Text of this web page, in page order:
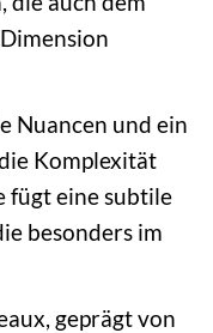
Nuancen und ein
Komplexität
fügt eine subtile
besonders im
geprägt von